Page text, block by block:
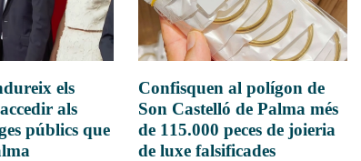
els
als
públics que
Confisquen al polígon de
Son Castelló de Palma més
de 115.000 peces de joieria
de luxe falsificades